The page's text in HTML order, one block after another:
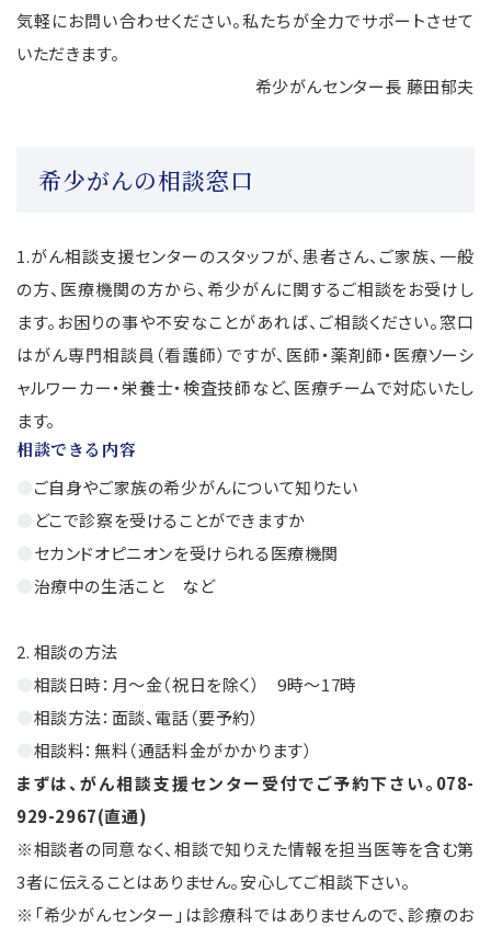
気軽にお問い合わせください。私たちが全力でサポートさせて
いただきます。
希少がんセンター長 藤田郁夫
希少がんの相談窓口
1.がん相談支援センターのスタッフが、患者さん、ご家族、一般
の方、医療機関の方から、希少がんに関するご相談をお受けし
ます。お困りの事や不安なことがあれば、ご相談ください。窓口
はがん専門相談員（看護師）ですが、医師・薬剤師・医療ソーシ
ャルワーカー・栄養士・検査技師など、医療チームで対応いたし
ます。
相談できる内容
ご自身やご家族の希少がんについて知りたい
どこで診察を受けることができますか
セカンドオピニオンを受けられる医療機関
治療中の生活こと など
2. 相談の方法
相談日時：月〜金（祝日を除く） 9時〜17時
相談方法：面談、電話（要予約）
相談料：無料（通話料金がかかります）
まずは、がん相談支援センター受付でご予約下さい。 078-
929-2967(直通)
※相談者の同意なく、相談で知りえた情報を担当医等を含む第
3者に伝えることはありません。安心してご相談下さい。
※「希少がんセンター」は診療科ではありませんので、診療のお